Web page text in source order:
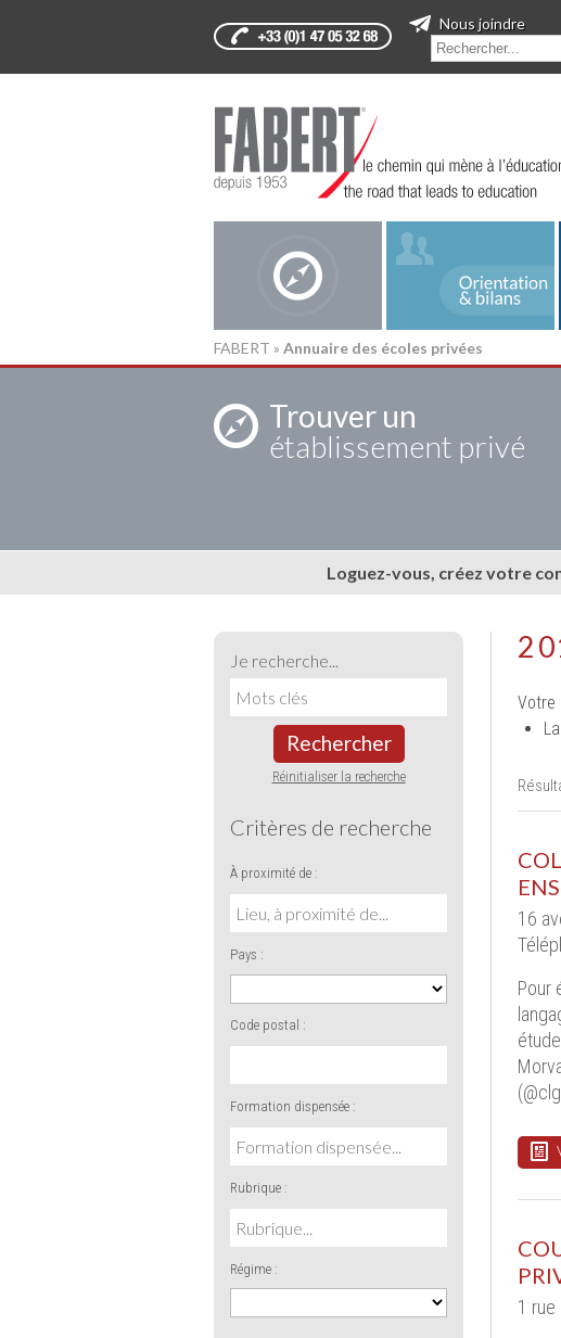
Nous joindre
FABERT » Annuaire des écoles privées
Trouver un
établissement privé
Loguez-vous, créez votre
Je recherche...
Rechercher
Réinitialiser la recherche
Critères de recherche
À proximité de :
Pays :
Code postal :
Formation dispensée :
Rubrique :
Régime :
2
Votre
16
Pour
1 rue